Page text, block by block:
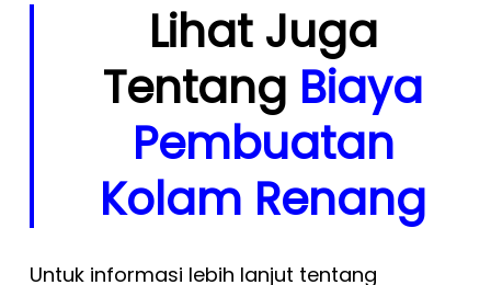
Lihat Juga
Tentang Biaya
Pembuatan
Kolam Renang
Untuk informasi lebih lanjut tentang